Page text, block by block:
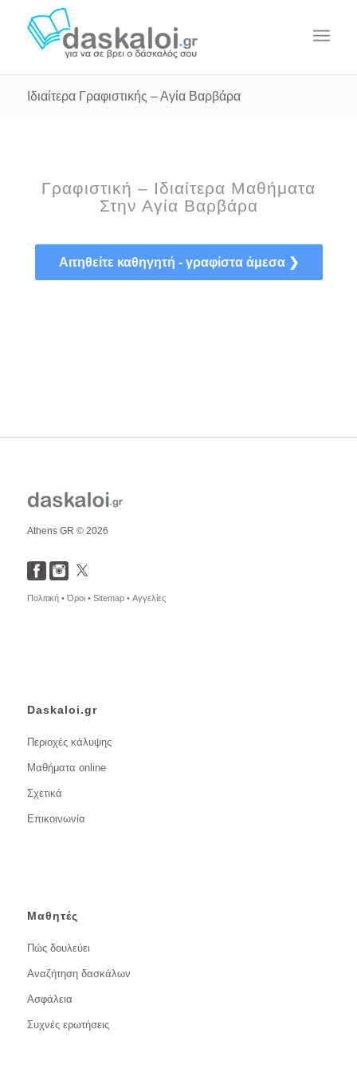
Ιδιαίτερα Γραφιστικής – Αγία Βαρβάρα
Γραφιστική – Ιδιαίτερα Μαθήματα
Στην Αγία Βαρβάρα
Αιτηθείτε καθηγητή - γραφίστα άμεσα ❯
Athens GR © 2026
Πολιτική •Όροι • Sitemap • Αγγελίες
Daskaloi.gr
Περιοχές κάλυψης
Μαθήματα online
Σχετικά
Επικοινωνία
Μαθητές
Πώς δουλεύει
Αναζήτηση δασκάλων
Ασφάλεια
Συχνές ερωτήσεις